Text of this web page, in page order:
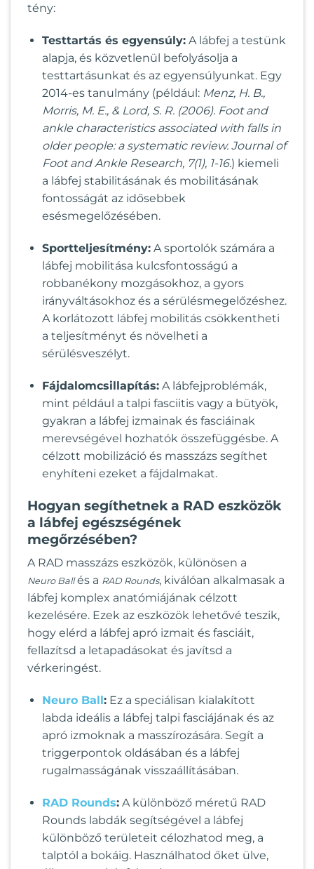
tény:
Testtartás és egyensúly:A lábfej a testünk
alapja, és közvetlenül befolyásolja a
testtartásunkat és az egyensúlyunkat. Egy
2014-es tanulmány (például: Menz, H. B.,
Morris, M. E., & Lord, S. R. (2006). Foot and
ankle characteristics associated with falls in
older people: a systematic review. Journal of
Foot and Ankle Research, 7(1), 1-16.) kiemeli
a lábfej stabilitásának és mobilitásának
fontosságát az idősebbek
esésmegelőzésében.
Sportteljesítmény:A sportolók számára a
lábfej mobilitása kulcsfontosságú a
robbanékony mozgásokhoz, a gyors
irányváltásokhoz és a sérülésmegelőzéshez.
A korlátozott lábfej mobilitás csökkentheti
a teljesítményt és növelheti a
sérülésveszélyt.
Fájdalomcsillapítás:A lábfejproblémák,
mint például a talpi fasciitis vagy a bütyök,
gyakran a lábfej izmainak és fasciáinak
merevségével hozhatók összefüggésbe. A
célzott mobilizáció és masszázs segíthet
enyhíteni ezeket a fájdalmakat.
Hogyan segíthetnek a RAD eszközök
a lábfej egészségének
megőrzésében?
A RAD masszázs eszközök, különösen a
Neuro Ballés a RAD Rounds, kiválóan alkalmasak a
lábfej komplex anatómiájának célzott
kezelésére. Ezek az eszközök lehetővé teszik,
hogy elérd a lábfej apró izmait és fasciáit,
fellazítsd a letapadásokat és javítsd a
vérkeringést.
Neuro Ball:Ez a speciálisan kialakított
labda ideális a lábfej talpi fasciájának és az
apró izmoknak a masszírozására. Segít a
triggerpontok oldásában és a lábfej
rugalmasságának visszaállításában.
RAD Rounds:A különböző méretű RAD
Rounds labdák segítségével a lábfej
különböző területeit célozhatod meg, a
talptól a bokáig. Használhatod őket ülve,